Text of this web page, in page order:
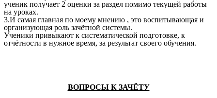
ученик получает 2 оценки за раздел помимо текущей работы
на уроках.
3.И самая главная по моему мнению , это воспитывающая и
организующая роль зачётной системы.
Ученики привыкают к систематической подготовке, к
отчётности в нужное время, за результат своего обучения.
ВОПРОСЫ К ЗАЧЁТУ